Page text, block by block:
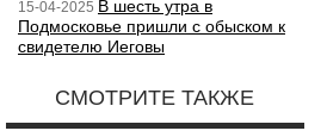
15-04-2025 В шесть утра в
Подмосковье пришли с обыском к
свидетелю Иеговы
СМОТРИТЕ ТАКЖЕ